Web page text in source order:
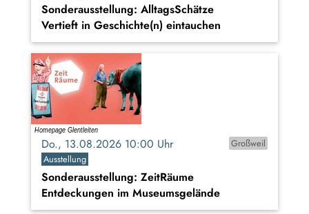
Sonderausstellung: AlltagsSchätze
Vertieft in Geschichte(n) eintauchen
Do., 13.08.2026 10:00 Uhr
Großweil
Ausstellung
Sonderausstellung: ZeitRäume
Entdeckungen im Museumsgelände